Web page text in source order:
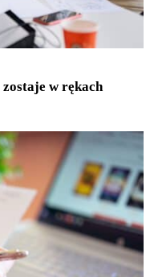
w rękach